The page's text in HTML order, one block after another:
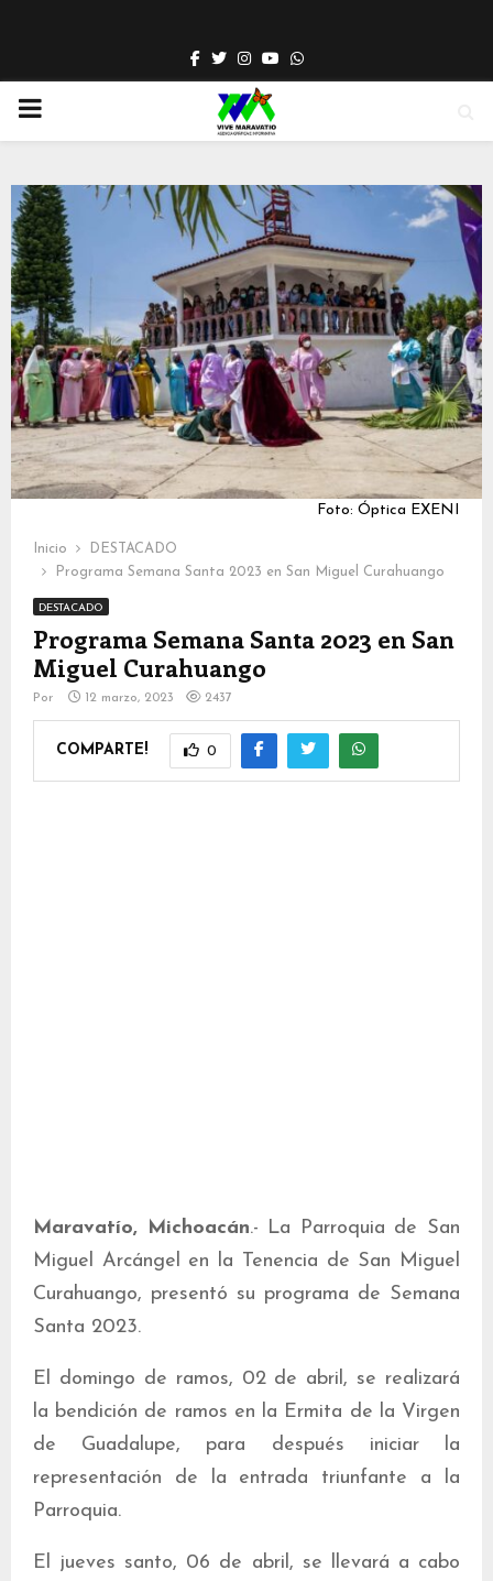
Facebook
TwitterInstagram
YoutubeWhatsapp
PRIMARY
Foto: Óptica EXENI
Inicio
DESTACADO
Programa Semana Santa 2023 en San Miguel Curahuango
DESTACADO
Programa Semana Santa 2023 en San
Miguel Curahuango
Por 12 marzo, 2023 2437
COMPARTE! 0
Maravatío, Michoacán.- La Parroquia de San
Miguel Arcángel en la Tenencia de San Miguel
Curahuango, presentó su programa de Semana
Santa 2023.
El domingo de ramos, 02 de abril, se realizará
la bendición de ramos en la Ermita de la Virgen
de Guadalupe, para después iniciar la
representación de la entrada triunfante a la
Parroquia.
El jueves santo, 06 de abril, se llevará a cabo